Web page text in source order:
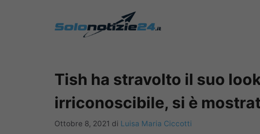
Tish ha stravolto il suo
irriconoscibile, si è
Ottobre 8, 2021 di Luisa Maria Ciccotti